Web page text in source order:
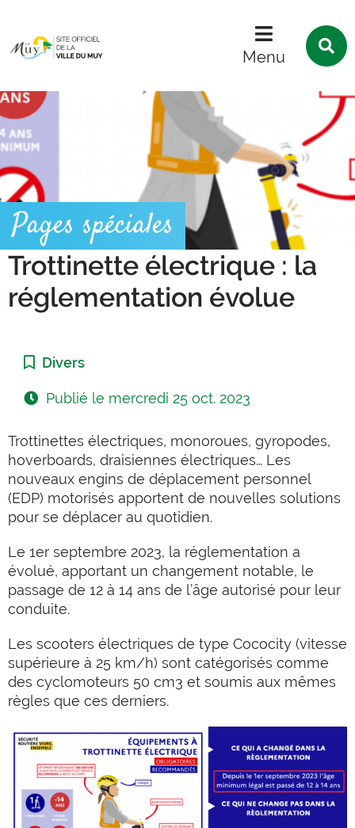
Menu
Pages spéciales
Trottinette électrique : la
réglementation évolue
Catégorie :
Divers
Publié le mercredi 25 oct. 2023
Trottinettes électriques, monoroues, gyropodes,
hoverboards, draisiennes électriques… Les
nouveaux engins de déplacement personnel
(EDP) motorisés apportent de nouvelles solutions
pour se déplacer au quotidien.
Le 1er septembre 2023, la réglementation a
évolué, apportant un changement notable, le
passage de 12 à 14 ans de l’âge autorisé pour leur
conduite.
Les scooters électriques de type Cococity (vitesse
supérieure à 25 km/h) sont catégorisés comme
des cyclomoteurs 50 cm3 et soumis aux mêmes
règles que ces derniers.